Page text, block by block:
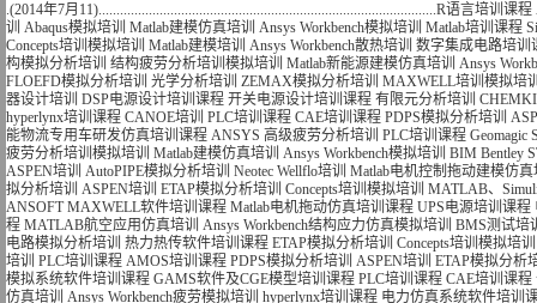
.(2014年7月11)..............................................................................................R语言培训课程
训 Abaqus模拟培训 Matlab建模仿真培训 Ansys Workbench模拟培训 Matlab培训课程
Concepts培训模拟培训 Matlab建模培训 Ansys Workbench散热培训 数字集成电路培训
构模拟分析培训 结构疲劳分析培训模拟培训 Matlab新能源建模仿真培训 Ansys
FLOEFD模拟分析培训 光学分析培训 ZEMAX模拟分析培训 MAXWELL培训模拟培
器设计培训 DSP电源设计培训课程 开关电源设计培训课程 有限元分析培训
hyperlynx培训课程 CANOE培训 PLC培训课程 CAE培训课程 PDPS模拟分析培训
能物流专用车研发仿真培训课程 ANSYS 高级疲劳分析培训 PLC培训课程 Geomagic
疲劳分析培训模拟培训 Matlab建模仿真培训 Ansys Workbench模拟培训 BIM Bentley
ASPEN培训 AutoPIPE模拟分析培训 Neotec Wellflo培训 Matlab电机控制拖动建模仿真
拟分析培训 ASPEN培训 ETAP模拟分析培训 Concepts培训模拟培训 MATLAB、
ANSOFT MAXWELL软件培训课程 Matlab电机拖动仿真培训课程 UPS电源培训课程
程 MATLAB航空应用仿真培训 Ansys Workbench结构应力仿真模拟培训 BMS测试培
电路模拟分析培训 热力热传软件培训课程 ETAP模拟分析培训 Concepts培训模拟培训
培训 PLC培训课程 AMOS培训课程 PDPS模拟分析培训 ASPEN培训 ETAP模拟分析
模拟系统软件培训课程 GAMS软件及CGE模型培训课程 PLC培训课程 CAE培训课程
仿真培训 Ansys Workbench疲劳模拟培训 hyperlynx培训课程 电力仿真系统软件培训